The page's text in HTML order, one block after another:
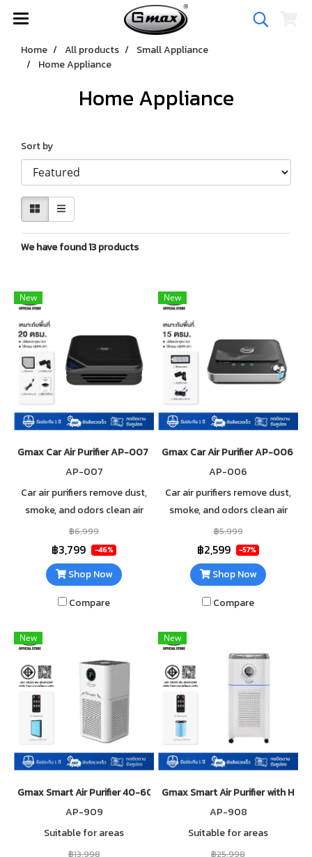
Home All products
Small Appliance
Home Appliance
Home Appliance
Sort by
We have found 13 products
New
Gmax Car Air Purifier AP-007 Intelligent Auto Mode
AP-007
Car air purifiers remove dust,
smoke, and odors clean air
filters HEPA filters, intelligent
auto mode, and negative ions.
฿6,999
฿3,799 -46%
Shop Now
Compare
New
Gmax Car Air Purifier AP-006
AP-006
Car air purifiers remove dust,
smoke, and odors clean air
filters HEPA filters, intelligent
auto mode, and negative ions.
฿5,999
฿2,599 -57%
Shop Now
Compare
New
Gmax Smart Air Purifier 40-60 sqm AP909 HEPA H13 Filter
AP-909
Suitable for areas
฿13,998
New
Gmax Smart Air Purifier with
AP-908
Suitable for areas
฿25,998